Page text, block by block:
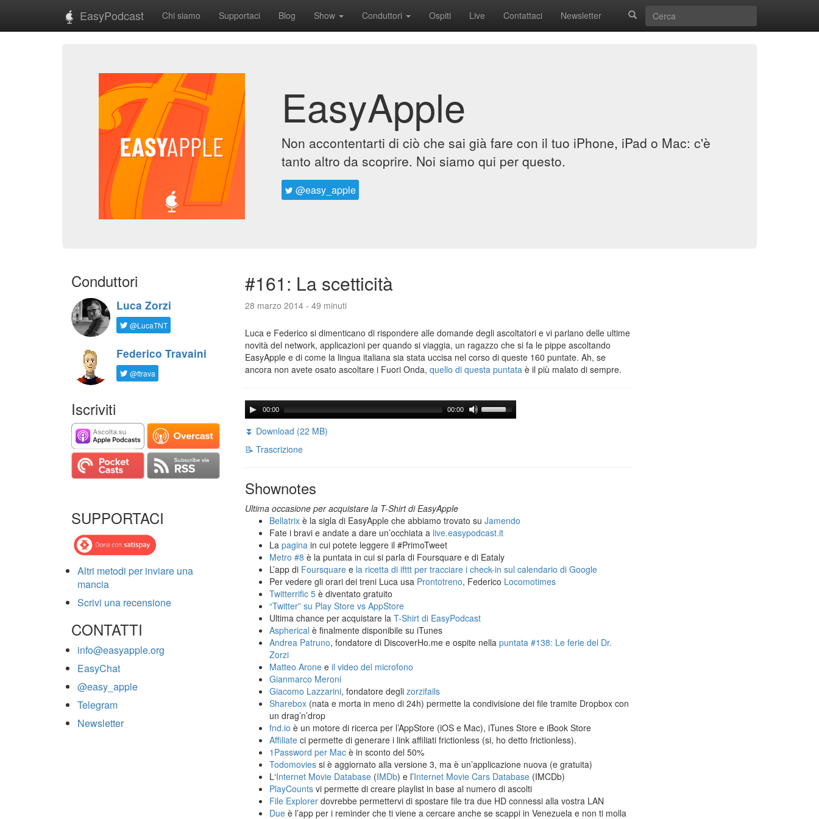
EasyPodcast Chi siamo Supportaci Blog Show Conduttori Ospiti Live Contattaci Newsletter
EasyApple
Non accontentarti di ciò che sai già fare con il tuo iPhone, iPad o Mac: c'è
tanto altro da scoprire. Noi siamo qui per questo.
@easy_apple
Conduttori
Luca Zorzi
@LucaTNT
Federico Travaini
@ftrava
Iscriviti
SUPPORTACI
Altri metodi per inviare una
mancia
Scrivi una recensione
CONTATTI
info@easyapple.org
EasyChat
@easy_apple
Telegram
Newsletter
#161: La scetticità
28 marzo 2014 - 49 minuti
Luca e Federico si dimenticano di rispondere alle domande degli ascoltatori e vi parlano delle ultime
novità del network, applicazioni per quando si viaggia, un ragazzo che si fa le pippe ascoltando
EasyApple e di come la lingua italiana sia stata uccisa nel corso di queste 160 puntate. Ah, se
ancora non avete osato ascoltare i Fuori Onda, quello di questa puntata è il più malato di sempre.
00:00 00:00
⏬ Download (22 MB)
📝 Trascrizione
Shownotes
Ultima occasione per acquistare la T-Shirt di EasyApple
Bellatrix è la sigla di EasyApple che abbiamo trovato su Jamendo
Fate i bravi e andate a dare un’occhiata a live.easypodcast.it
La pagina in cui potete leggere il #PrimoTweet
Metro #8 è la puntata in cui si parla di Foursquare e di Eataly
L’app di Foursquare e la ricetta di ifttt per tracciare i check-in sul calendario di Google
Per vedere gli orari dei treni Luca usa Prontotreno, Federico Locomotimes
Twitterrific 5 è diventato gratuito
“Twitter” su Play Store vs AppStore
Ultima chance per acquistare la T-Shirt di EasyPodcast
Aspherical è finalmente disponibile su iTunes
Andrea Patruno, fondatore di DiscoverHo.me e ospite nella puntata #138: Le ferie del Dr.
Zorzi
Matteo Arone e il video del microfono
Gianmarco Meroni
Giacomo Lazzarini, fondatore degli zorzifails
Sharebox (nata e morta in meno di 24h) permette la condivisione dei file tramite Dropbox con
un drag’n’drop
fnd.io è un motore di ricerca per l’AppStore (iOS e Mac), iTunes Store e iBook Store
Affiliate ci permette di generare i link affiliati frictionless (si, ho detto frictionless).
1Password per Mac è in sconto del 50%
Todomovies si è aggiornato alla versione 3, ma è un’applicazione nuova (e gratuita)
L‘Internet Movie Database (IMDb) e l’Internet Movie Cars Database (IMCDb)
PlayCounts vi permette di creare playlist in base al numero di ascolti
File Explorer dovrebbe permettervi di spostare file tra due HD connessi alla vostra LAN
Due è l’app per i reminder che ti viene a cercare anche se scappi in Venezuela e non ti molla